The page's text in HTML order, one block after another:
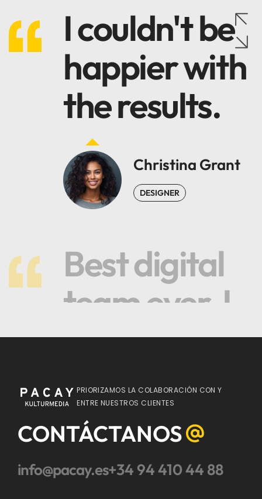
I couldn't be
happier with
the results.
Christina Grant
DESIGNER
Best digital
team ever. I
like it.
Harry Newman
DEVELOPER
PRIORIZAMOS LA COLABORACIÓN CON Y
ENTRE NUESTROS CLIENTES
CONTÁCTANOS
info@pacay.es+34 94 410 44 88